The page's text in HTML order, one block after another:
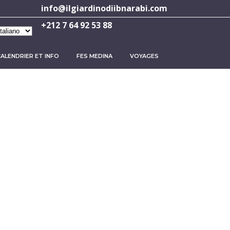
info@ilgiardinodiibnarabi.com
+212 7 64 92 53 88
ET INFO FES MEDINA VOYAGES